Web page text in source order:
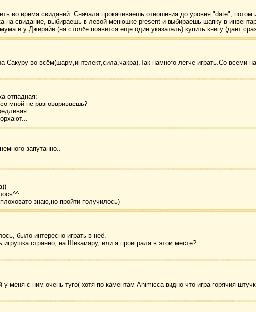
во время свиданий. Сначала прокачиваешь отношения до уровня "date",
на свидание, выбираешь в левой менюшке present и выбираешь шапку в
и у Джирайи (на столбе появится еще один указатель) купить книгу (дает
Сакуру во всём(шарм,интелект,сила,чакра).Так намного легче играть.Со всеми
отпадная:
мной не разговариваешь?
запутанно..
знаю,но пройти получилось)
было интересно играть в неё.
игрушка странно, на Шикамару, или я проиграла в этом месте?
у меня с ним очень туго( хотя по каментам Animicca видно что игра горячия